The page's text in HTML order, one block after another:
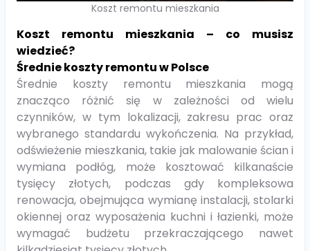
Koszt remontu mieszkania
Koszt remontu mieszkania – co musisz
wiedzieć?
Średnie koszty remontu w Polsce
Średnie koszty remontu mieszkania mogą
znacząco różnić się w zależności od wielu
czynników, w tym lokalizacji, zakresu prac oraz
wybranego standardu wykończenia. Na przykład,
odświeżenie mieszkania, takie jak malowanie ścian i
wymiana podłóg, może kosztować kilkanaście
tysięcy złotych, podczas gdy kompleksowa
renowacja, obejmująca wymianę instalacji, stolarki
okiennej oraz wyposażenia kuchni i łazienki, może
wymagać budżetu przekraczającego nawet